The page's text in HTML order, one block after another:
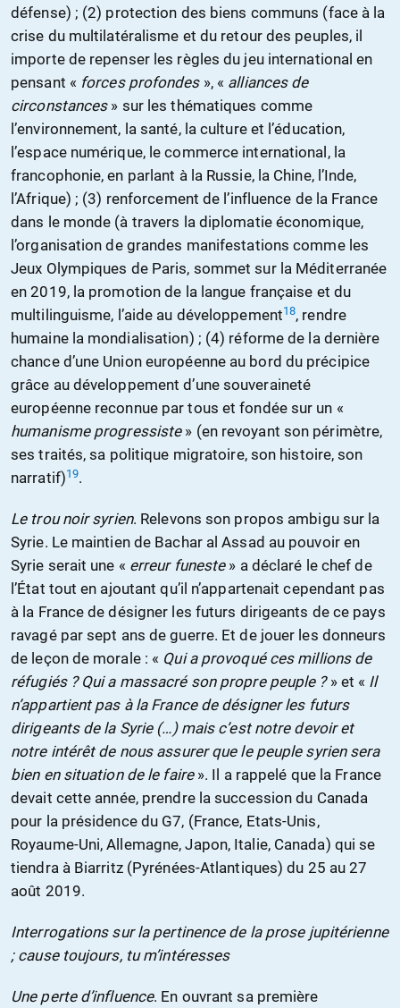
défense) ; (2) protection des biens communs (face à la
crise du multilatéralisme et du retour des peuples, il
importe de repenser les règles du jeu international en
pensant « forces profondes», « alliances de
circonstances» sur les thématiques comme
l’environnement, la santé, la culture et l’éducation,
l’espace numérique, le commerce international, la
francophonie, en parlant à la Russie, la Chine, l’Inde,
l’Afrique) ; (3) renforcement de l’influence de la France
dans le monde (à travers la diplomatie économique,
l’organisation de grandes manifestations comme les
Jeux Olympiques de Paris, sommet sur la Méditerranée
en 2019, la promotion de la langue française et du
multilinguisme, l’aide au développement18, rendre
humaine la mondialisation) ; (4) réforme de la dernière
chance d’une Union européenne au bord du précipice
grâce au développement d’une souveraineté
européenne reconnue par tous et fondée sur un «
humanisme progressiste» (en revoyant son périmètre,
ses traités, sa politique migratoire, son histoire, son
narratif)19.
Le trou noir syrien. Relevons son propos ambigu sur la
Syrie. Le maintien de Bachar al Assad au pouvoir en
Syrie serait une « erreur funeste» a déclaré le chef de
l’État tout en ajoutant qu’il n’appartenait cependant pas
à la France de désigner les futurs dirigeants de ce pays
ravagé par sept ans de guerre. Et de jouer les donneurs
de leçon de morale : « Qui a provoqué ces millions de
réfugiés ? Qui a massacré son propre peuple ?» et « Il
n’appartient pas à la France de désigner les futurs
dirigeants de la Syrie (…) mais c’est notre devoir et
notre intérêt de nous assurer que le peuple syrien sera
bien en situation de le faire ». Il a rappelé que la France
devait cette année, prendre la succession du Canada
pour la présidence du G7, (France, Etats-Unis,
Royaume-Uni, Allemagne, Japon, Italie, Canada) qui se
tiendra à Biarritz (Pyrénées-Atlantiques) du 25 au 27
août 2019.
Interrogations sur la pertinence de la prose jupitérienne
; cause toujours, tu m’intéresses
Une perte d’influence. En ouvrant sa première